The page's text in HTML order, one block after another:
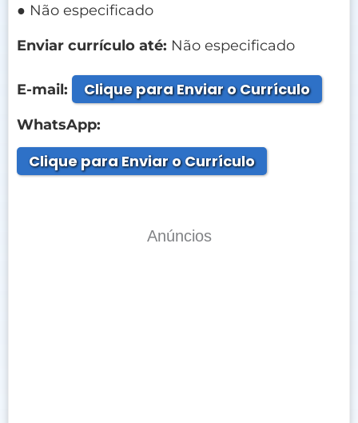
● Não especificado
Enviar currículo até: Não especificado
E-mail: Clique para Enviar o Currículo
WhatsApp:
Clique para Enviar o Currículo
Anúncios